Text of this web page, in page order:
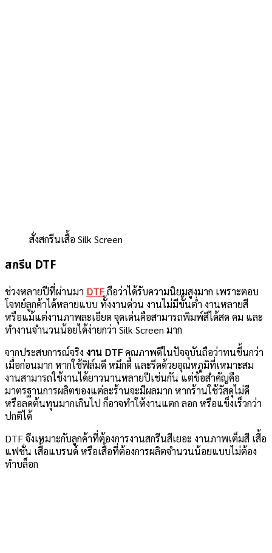
สั่งสกรีนเสื้อ Silk Screen
สกรีน DTF
ช่วงหลายปีที่ผ่านมา DTFถือว่าได้รับความนิยมสูงมาก เพราะตอบ
โจทย์ลูกค้าได้หลายแบบ ทั้งงานด่วน งานไม่มีขั้นต่ำ งานหลายสี
หรือแม้แต่งานภาพละเอียด จุดเด่นคือสามารถพิมพ์สีได้สด คม และ
ทำงานจำนวนน้อยได้ง่ายกว่า Silk Screen มาก
จากประสบการณ์จริง งาน DTFคุณภาพดีในปัจจุบันถือว่าทนขึ้นกว่า
เมื่อก่อนมาก หากใช้ฟิล์มดี หมึกดี และรีดด้วยอุณหภูมิที่เหมาะสม
งานสามารถใช้งานได้ยาวนานหลายปีเช่นกัน แต่ข้อสำคัญคือ
มาตรฐานการผลิตของแต่ละร้านจะมีผลมาก หากร้านใช้วัสดุไม่ดี
หรือลดต้นทุนมากเกินไป ก็อาจทำให้งานแตก ลอก หรือแข็งเร็วกว่า
ปกติได้
DTF จึงเหมาะกับลูกค้าที่ต้องการงานสกรีนสีเยอะ งานภาพเต็มสี เสื้อ
แฟชั่น เสื้อแบรนด์ หรือเสื้อที่ต้องการผลิตจำนวนน้อยแบบไม่ต้อง
ทำบล็อก